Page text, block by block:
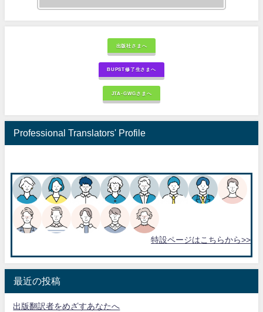
出版社さまへ
BUPST修了生さまへ
JTA-GWGさまへ
Professional Translators' Profile
特設ページはこちらから>>
最近の投稿
出版翻訳者をめざすあなたへ